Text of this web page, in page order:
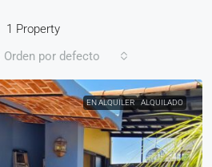
1 Property
Orden por defecto
EN ALQUILER ALQUILADO